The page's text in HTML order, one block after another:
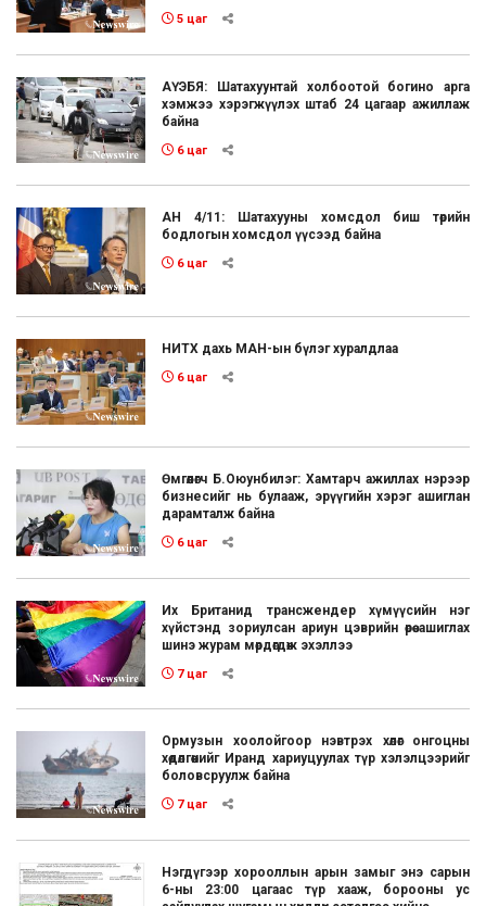
5 цаг
АҮЭБЯ: Шатахуунтай холбоотой богино арга
хэмжээ хэрэгжүүлэх штаб 24 цагаар ажиллаж
байна
6 цаг
АН 4/11: Шатахууны хомсдол биш төрийн
бодлогын хомсдол үүсээд байна
6 цаг
НИТХ дахь МАН-ын бүлэг хуралдлаа
6 цаг
Өмгөөлөгч Б.Оюунбилэг: Хамтарч ажиллах нэрээр
бизнесийг нь булааж, эрүүгийн хэрэг ашиглан
дарамталж байна
6 цаг
Их Британид трансжендер хүмүүсийн нэг
хүйстэнд зориулсан ариун цэврийн өрөө ашиглах
шинэ журам мөрдөгдөж эхэллээ
7 цаг
Ормузын хоолойгоор нэвтрэх хөлөг онгоцны
хөдөлгөөнийг Иранд хариуцуулах түр хэлэлцээрийг
боловсруулж байна
7 цаг
Нэгдүгээр хорооллын арын замыг энэ сарын
6-ны 23:00 цагаас түр хааж, борооны ус